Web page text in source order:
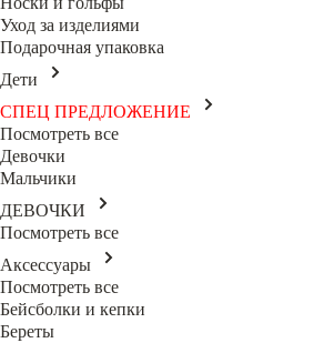
Уход за изделиями
Подарочная упаковка
Дети
СПЕЦ ПРЕДЛОЖЕНИЕ
Посмотреть все
Девочки
Мальчики
ДЕВОЧКИ
Посмотреть все
Аксессуары
Посмотреть все
Бейсболки и кепки
Береты